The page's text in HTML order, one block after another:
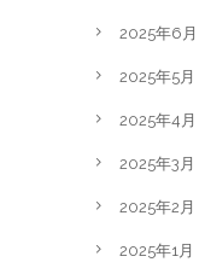
2025年6月
2025年5月
2025年4月
2025年3月
2025年2月
2025年1月